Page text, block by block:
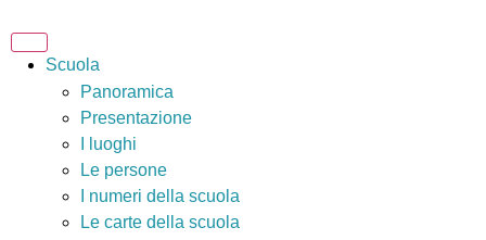
Scuola
Panoramica
Presentazione
I luoghi
Le persone
I numeri della scuola
Le carte della scuola